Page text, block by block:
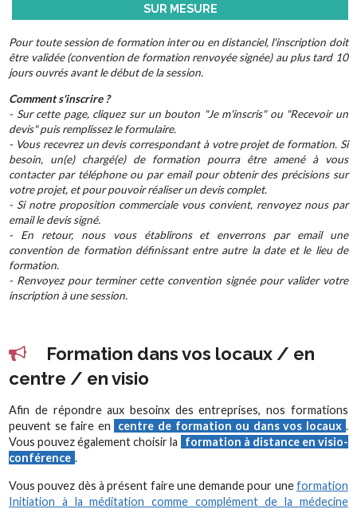
SUR MESURE
Pour toute session de formation inter ou en distanciel, l'inscription doit
être validée (convention de formation renvoyée signée) au plus tard 10
jours ouvrés avant le début de la session.
Comment s'inscrire ?
- Sur cette page, cliquez sur un bouton "Je m'inscris" ou "Recevoir un
devis" puis remplissez le formulaire.
- Vous recevrez un devis correspondant à votre projet de formation. Si
besoin, un(e) chargé(e) de formation pourra être amené à vous
contacter par téléphone ou par email pour obtenir des précisions sur
votre projet, et pour pouvoir réaliser un devis complet.
- Si notre proposition commerciale vous convient, renvoyez nous par
email le devis signé.
- En retour, nous vous établirons et enverrons par email une
convention de formation définissant entre autre la date et le lieu de
formation.
- Renvoyez pour terminer cette convention signée pour valider votre
inscription à une session.
Formation dans vos locaux / en
centre / en visio
Afin de répondre aux besoinx des entreprises, nos formations
peuvent se faire en
centre de formation ou dans vos locaux .
Vous pouvez également choisir la
formation à distance en visio-
conférence .
Vous pouvez dès à présent faire une demande pour uneformation
Initiation à la méditation comme complément de la médecine